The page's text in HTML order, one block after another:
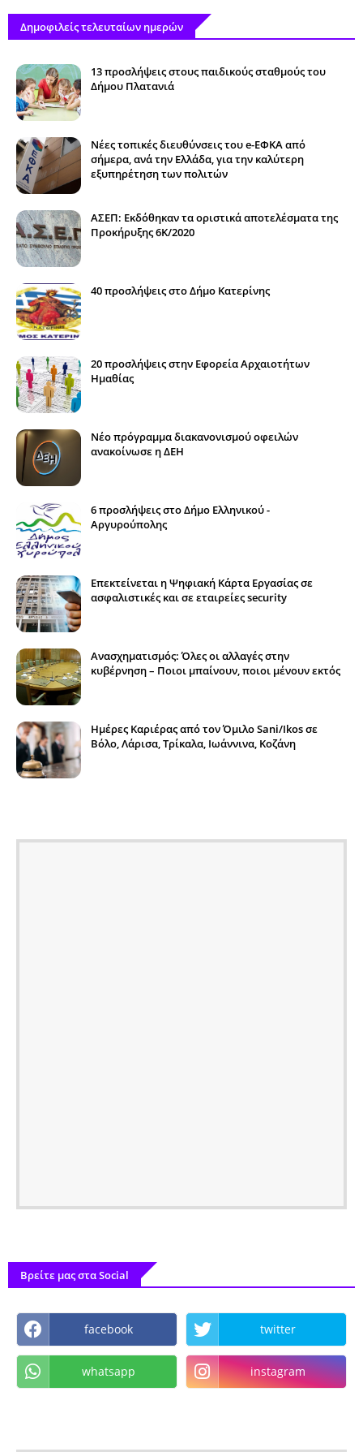
Δημοφιλείς τελευταίων ημερών
13 προσλήψεις στους παιδικούς σταθμούς του
Δήμου Πλατανιά
Νέες τοπικές διευθύνσεις του e-ΕΦΚΑ από
σήμερα, ανά την Ελλάδα, για την καλύτερη
εξυπηρέτηση των πολιτών
ΑΣΕΠ: Εκδόθηκαν τα οριστικά αποτελέσματα της
Προκήρυξης 6Κ/2020
40 προσλήψεις στο Δήμο Κατερίνης
20 προσλήψεις στην Εφορεία Αρχαιοτήτων
Ημαθίας
Νέο πρόγραμμα διακανονισμού οφειλών
ανακοίνωσε η ΔΕΗ
6 προσλήψεις στο Δήμο Ελληνικού -
Αργυρούπολης
Επεκτείνεται η Ψηφιακή Κάρτα Εργασίας σε
ασφαλιστικές και σε εταιρείες security
Ανασχηματισμός: Όλες οι αλλαγές στην
κυβέρνηση – Ποιοι μπαίνουν, ποιοι μένουν εκτός
Ημέρες Καριέρας από τον Όμιλο Sani/Ikos σε
Βόλο, Λάρισα, Τρίκαλα, Ιωάννινα, Κοζάνη
Βρείτε μας στα Social
facebook twitter
whatsapp instagram